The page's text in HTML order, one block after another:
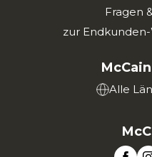
Fragen
zur
Alle